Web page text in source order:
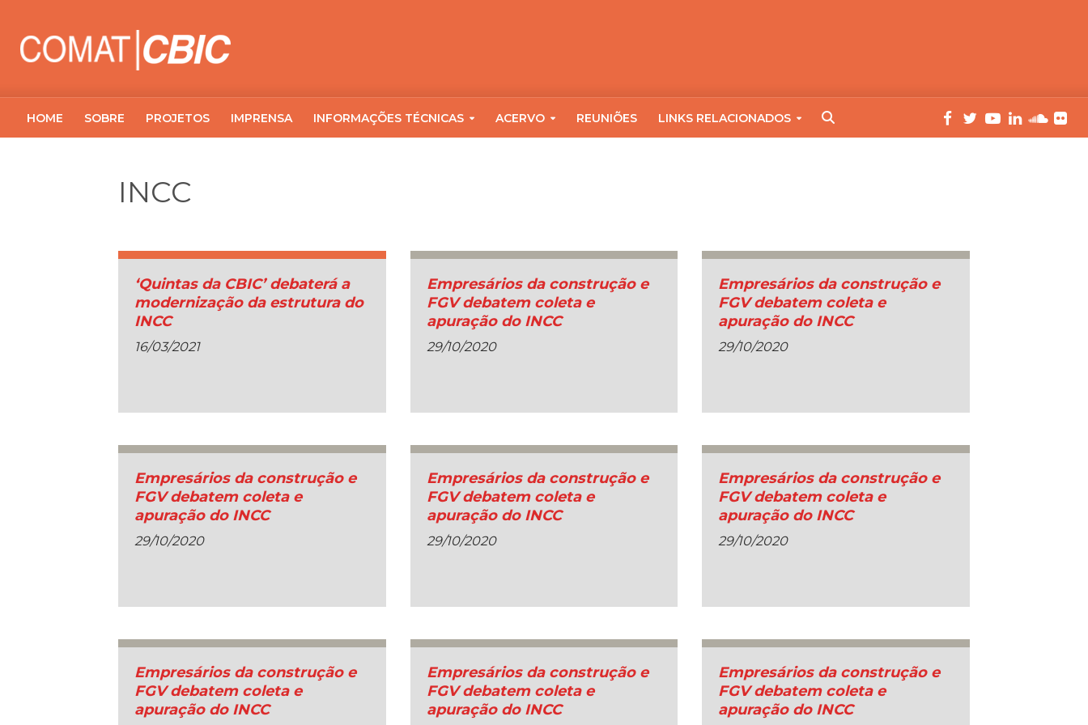
HOME SOBRE PROJETOS IMPRENSA INFORMAÇÕES TÉCNICAS ACERVO REUNIÕES LINKS RELACIONADOS
INCC
‘Quintas da CBIC’ debaterá a
modernização da estrutura do
INCC
16/03/2021
Empresários da construção e
FGV debatem coleta e
apuração do INCC
29/10/2020
Empresários da construção e
FGV debatem coleta e
apuração do INCC
29/10/2020
Empresários da construção e
FGV debatem coleta e
apuração do INCC
29/10/2020
Empresários da construção e
FGV debatem coleta e
apuração do INCC
29/10/2020
Empresários da construção e
FGV debatem coleta e
apuração do INCC
29/10/2020
Empresários da construção e
FGV debatem coleta e
apuração do INCC
Empresários da construção e
FGV debatem coleta e
apuração do INCC
Empresários da construção e
FGV debatem coleta e
apuração do INCC